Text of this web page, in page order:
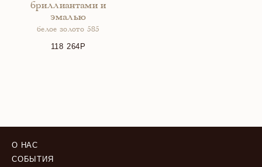
бриллиантами и
эмалью
белое золото 585
118 264
О НАС
СОБЫТИЯ